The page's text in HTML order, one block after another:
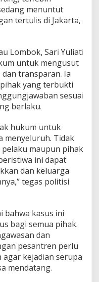
menuntut
tertulis di Jakarta,
Lombok, Sari Yuliati
untuk mengusut
transparan. Ia
yang terbukti
sesuai
berlaku.
hukum untuk
menyeluruh. Tidak
maupun pihak
ini dapat
dan keluarga
tegas politisi
bahwa kasus ini
bagi semua pihak.
dan
pesantren perlu
kejadian serupa
mendatang.